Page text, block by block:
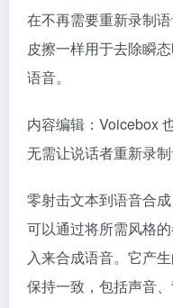
在不再需要重新录制
皮擦一样用于去除瞬
语音。
内容编辑：Voicebox
无需让说话者重新录制
零射击文本到语音合
可以通过将所需风格
入来合成语音。它产
保持一致，包括声音、